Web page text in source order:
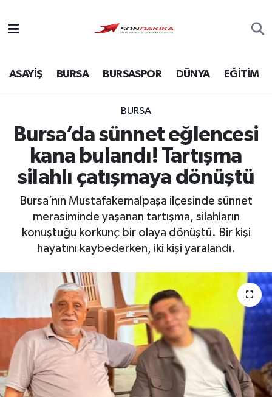
ASAYİŞ BURSA BURSASPOR DÜNYA EĞİTİM
BURSA
Bursa’da sünnet eğlencesi
kana bulandı! Tartışma
silahlı çatışmaya dönüştü
Bursa’nın Mustafakemalpaşa ilçesinde sünnet
merasiminde yaşanan tartışma, silahların
konuştuğu korkunç bir olaya dönüştü. Bir kişi
hayatını kaybederken, iki kişi yaralandı.
Bursa
Ekonomi
Foto Galeri
Genel
Gündem
Sağlık
Siyaset
Spor
Türkiye